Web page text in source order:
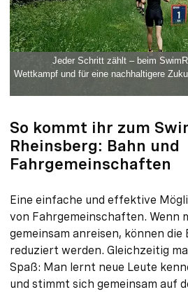
Jeder Schritt zählt – beim
Wettkampf und für eine nachhaltigere
So kommt ihr zum
Rheinsberg: Bahn und
Fahrgemeinschaften
Eine einfache und effektive
von Fahrgemeinschaften. Wenn
gemeinsam anreisen, können die
reduziert werden. Gleichzeitig
Spaß: Man lernt neue Leute
und stimmt sich gemeinsam auf